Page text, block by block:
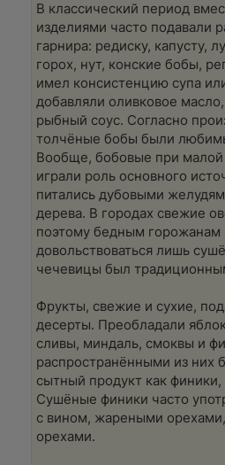
В классический период
изделиями часто подавали
гарнира: редиску, капусту,
горох, нут, конские бобы,
имел консистенцию супа
добавляли оливковое
рыбный соус. Согласно
толчёные бобы были
Вообще, бобовые при малой
играли роль основного
питались дубовыми
дерева. В городах свежие
поэтому бедным горожанам
довольствоваться лишь
чечевицы был
Фрукты, свежие и сухие,
десерты. Преобладали
сливы, миндаль, смоквы и
распространёнными из них
сытный продукт как
Сушёные финики часто
с вином, жареными
орехами.